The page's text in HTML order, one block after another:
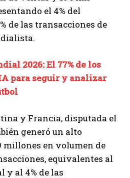
el 4% del
de las transacciones de
2026: El 77% de los
para seguir y analizar
y Francia, disputada el
generó un alto
millones en volumen de
equivalentes al
y al 4% de las